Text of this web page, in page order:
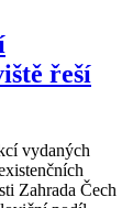
řeší
vydaných
Zahrada Čech